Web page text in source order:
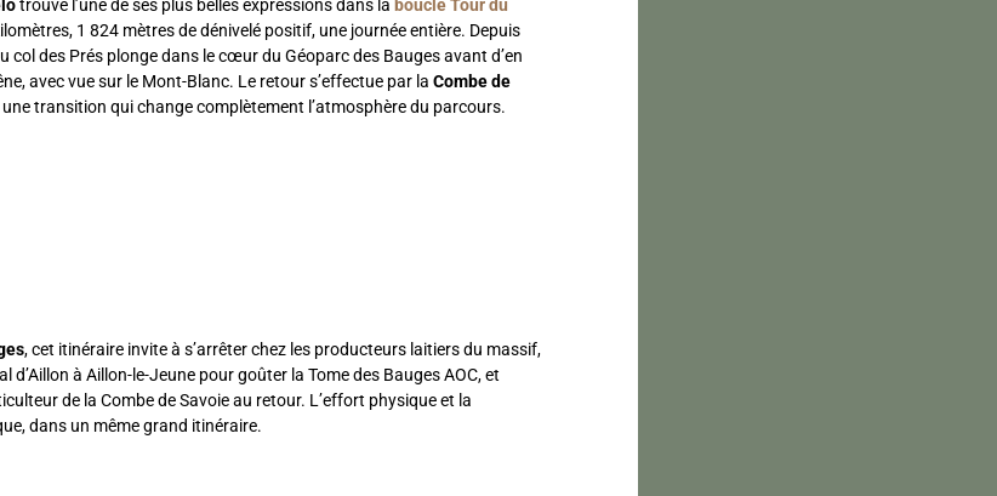
trouve l’une de ses plus belles expressions dans la boucle Tour du
1 824 mètres de dénivelé positif, une journée entière. Depuis
col des Prés plonge dans le cœur du Géoparc des Bauges avant d’en
avec vue sur le Mont-Blanc. Le retour s’effectue par la Combe de
transition qui change complètement l’atmosphère du parcours.
, cet itinéraire invite à s’arrêter chez les producteurs laitiers du massif,
d’Aillon à Aillon-le-Jeune pour goûter la Tome des Bauges AOC, et
de la Combe de Savoie au retour. L’effort physique et la
dans un même grand itinéraire.